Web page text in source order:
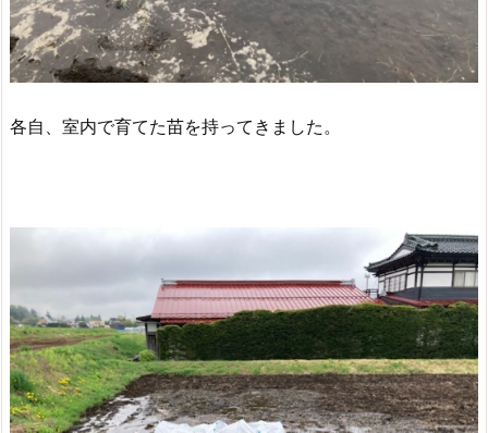
各自、室内で育てた苗を持ってきました。